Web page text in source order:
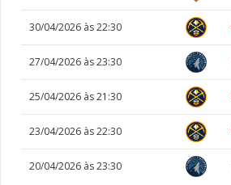
30/04/2026 às 22:30
27/04/2026 às 23:30
25/04/2026 às 21:30
23/04/2026 às 22:30
20/04/2026 às 23:30